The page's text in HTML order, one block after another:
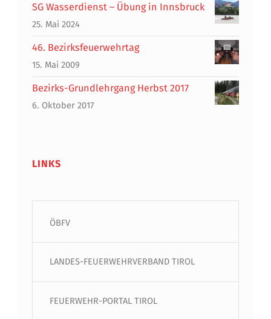
SG Wasserdienst – Übung in Innsbruck
25. Mai 2024
46. Bezirksfeuerwehrtag
15. Mai 2009
Bezirks-Grundlehrgang Herbst 2017
6. Oktober 2017
LINKS
ÖBFV
LANDES-FEUERWEHRVERBAND TIROL
FEUERWEHR-PORTAL TIROL